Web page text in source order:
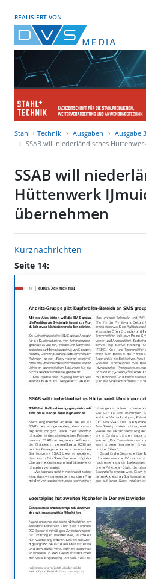
REALISIERT VON
Stahl + Technik Ausgaben
Ausgabe
SSAB will niederländisches
SSAB will
Hüttenwerk
übernehmen
Kurznachrichten
Seite 14: